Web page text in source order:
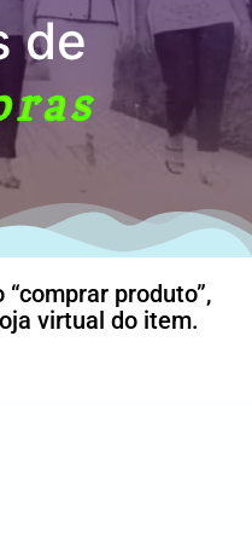
de
produto”,
virtual do item.